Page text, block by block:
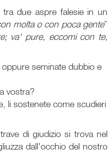
due aspre falesie in un
molta o con poca gente”
va' pure, eccomi con te,
seminate dubbio e
vostra?
li sostenete come scudieri
di giudizio si trova nel
dall'occhio del nostro